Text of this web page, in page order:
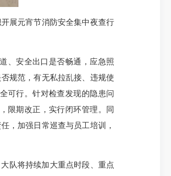
展元宵节消防安全集中夜查行
、安全出口是否畅通，应急照
规范，有无私拉乱接、违规使
可行。针对检查发现的隐患问
限期改正，实行闭环管理。同
，加强日常巡查与员工培训，
队将持续加大重点时段、重点